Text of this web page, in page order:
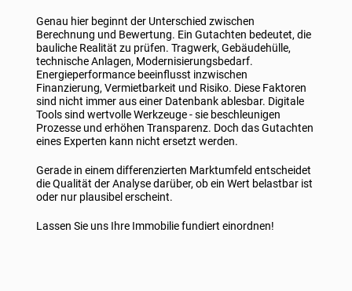
Genau hier beginnt der Unterschied zwischen
Berechnung und Bewertung. Ein Gutachten bedeutet, die
bauliche Realität zu prüfen. Tragwerk, Gebäudehülle,
technische Anlagen, Modernisierungsbedarf.
Energieperformance beeinflusst inzwischen
Finanzierung, Vermietbarkeit und Risiko. Diese Faktoren
sind nicht immer aus einer Datenbank ablesbar. Digitale
Tools sind wertvolle Werkzeuge - sie beschleunigen
Prozesse und erhöhen Transparenz. Doch das Gutachten
eines Experten kann nicht ersetzt werden.
Gerade in einem differenzierten Marktumfeld entscheidet
die Qualität der Analyse darüber, ob ein Wert belastbar ist
oder nur plausibel erscheint.
Lassen Sie uns Ihre Immobilie fundiert einordnen!